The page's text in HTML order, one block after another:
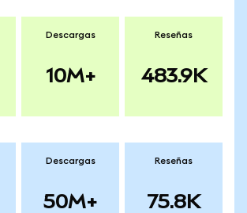
Descargas
10M+
Reseñas
483.9K
Descargas
50M+
Reseñas
75.8K